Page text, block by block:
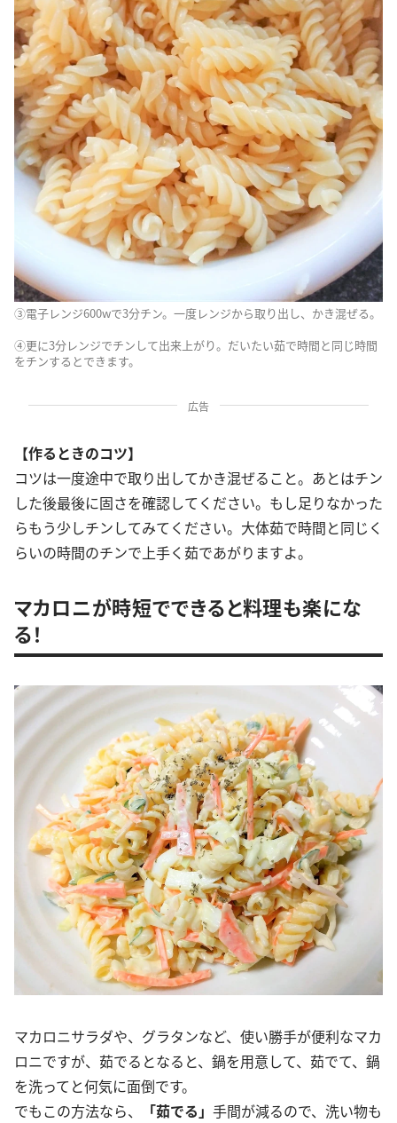
③電子レンジ600wで3分チン。一度レンジから取り出し、かき混ぜる。
④更に3分レンジでチンして出来上がり。だいたい茹で時間と同じ時間
をチンするとできます。
広告
【作るときのコツ】
コツは一度途中で取り出してかき混ぜること。あとはチン
した後最後に固さを確認してください。もし足りなかった
らもう少しチンしてみてください。大体茹で時間と同じく
らいの時間のチンで上手く茹であがりますよ。
マカロニが時短でできると料理も楽にな
る！
マカロニサラダや、グラタンなど、使い勝手が便利なマカ
ロニですが、茹でるとなると、鍋を用意して、茹でて、鍋
を洗ってと何気に面倒です。
でもこの方法なら、
「茹でる」 手間が減るので、洗い物も